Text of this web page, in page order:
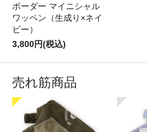
ボーダー マイニシャル
ワッペン（生成り×ネイ
ビー）
3,800円(税込)
売れ筋商品